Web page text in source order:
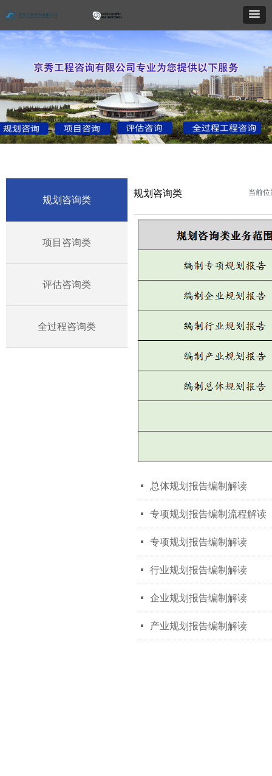
规划咨询类
项目咨询类
评估咨询类
全过程咨询类
规划咨询类 当前位
넷 总体规划报告编制解读
넷 专项规划报告编制流程解读
넷 专项规划报告编制解读
넷 行业规划报告编制解读
넷 企业规划报告编制解读
넷 产业规划报告编制解读